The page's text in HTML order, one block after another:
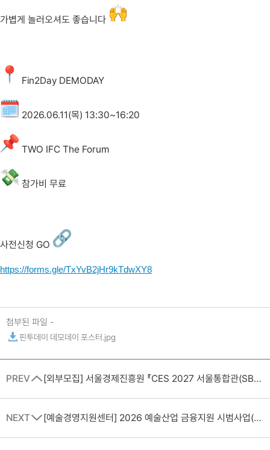
가볍게 놀러오셔도 좋습니다
Fin2Day DEMODAY
2026.06.11(목) 13:30~16:20
TWO IFC The Forum
참가비 무료
사전신청 GO
https://forms.gle/TxYvB2jHr9kTdwXY8
첨부된 파일 -
핀투데이 데모데이 포스터.jpg
PREV [외부모집] 서울경제진흥원 『CES 2027 서울통합관(SBA관)』참가 기업 모집
NEXT [예술경영지원센터] 2026 예술산업 금융지원 시범사업(보증) 공모